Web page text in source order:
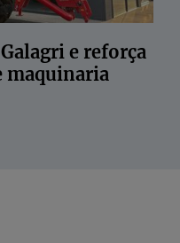
e reforça
maquinaria